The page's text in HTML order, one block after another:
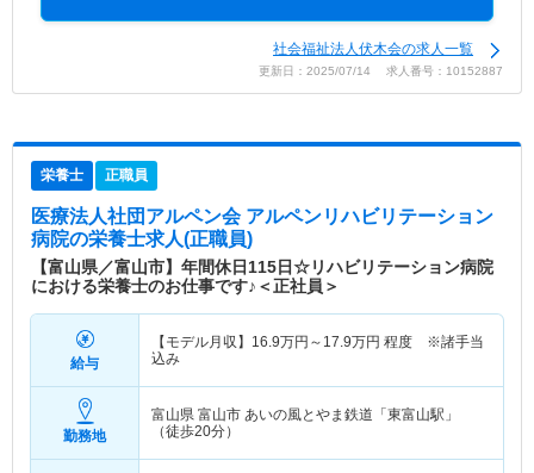
社会福祉法人伏木会の求人一覧
更新日：2025/07/14 求人番号：10152887
栄養士 正職員
医療法人社団アルペン会 アルペンリハビリテーション
病院の栄養士求人(正職員)
【富山県／富山市】年間休日115日☆リハビリテーション病院
における栄養士のお仕事です♪＜正社員＞
給与
【モデル月収】 16.9万円～ 17.9万円 程度 ※諸手当
込み
勤務地
富山県 富山市 あいの風とやま鉄道「東富山駅」
（徒歩20分）